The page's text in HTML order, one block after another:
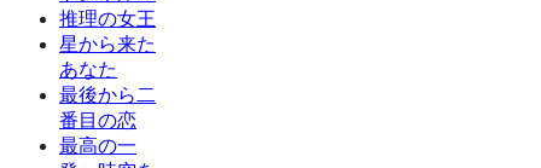
推理の女王
星から来た
あなた
最後から二
番目の恋
最高の一